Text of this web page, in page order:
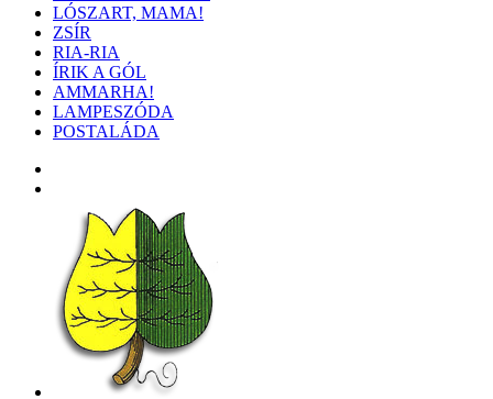
LÓSZART, MAMA!
ZSÍR
RIA-RIA
ÍRIK A GÓL
AMMARHA!
LAMPESZÓDA
POSTALÁDA